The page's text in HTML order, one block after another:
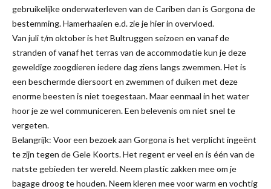
gebruikelijke onderwaterleven van de Cariben dan is Gorgona de
bestemming. Hamerhaaien e.d. zie je hier in overvloed.
Van juli t/m oktober is het Bultruggen seizoen en vanaf de
stranden of vanaf het terras van de accommodatie kun je deze
geweldige zoogdieren iedere dag ziens langs zwemmen. Het is
een beschermde diersoort en zwemmen of duiken met deze
enorme beesten is niet toegestaan. Maar eenmaal in het water
hoor je ze wel communiceren. Een belevenis om niet snel te
vergeten.
Belangrijk: Voor een bezoek aan Gorgona is het verplicht ingeënt
te zijn tegen de Gele Koorts. Het regent er veel en is één van de
natste gebieden ter wereld. Neem plastic zakken mee om je
bagage droog te houden. Neem kleren mee voor warm en vochtig